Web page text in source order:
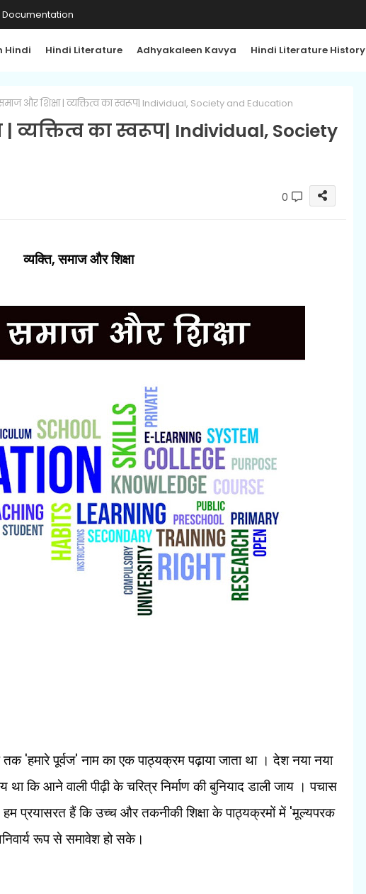
Documentation
Hindi Hindi Literature Adhyakaleen Kavya Hindi Literature History
और शिक्षा | व्यक्तित्व का स्वरूप| Individual, Society and Education
| व्यक्तित्व का स्वरूप| Individual, Society
0
व्यक्ति,समाज और शिक्षा
तक 'हमारे पूर्वज'नाम का एक पाठ्यक्रम पढ़ाया जाता था । देश नया नया
कि आने वाली पीढ़ी के चरित्र निर्माण की बुनियाद डाली जाय । पचास
हम प्रयासरत हैं कि उच्च और तकनीकी शिक्षा के पाठ्यक्रमों में 'मूल्यपरक
रूप से समावेश हो सके।